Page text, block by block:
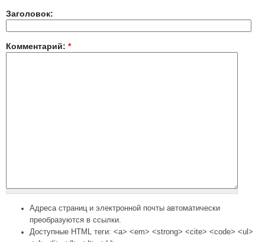
Заголовок:
Комментарий: *
Адреса страниц и электронной почты автоматически
преобразуются в ссылки.
Доступные HTML теги: <a> <em> <strong> <cite> <code> <ul>